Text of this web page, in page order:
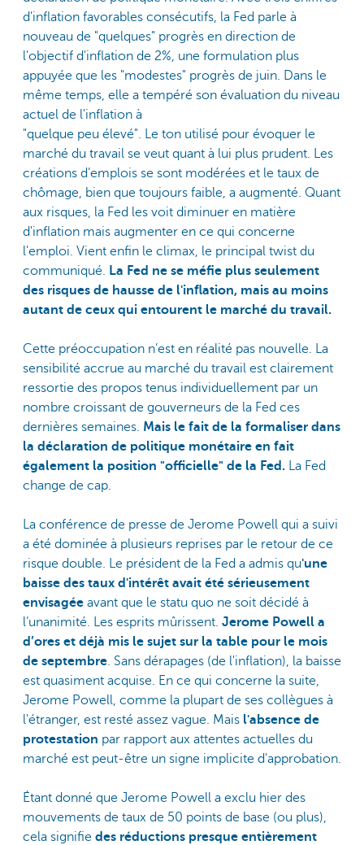
d'inflation favorables consécutifs, la Fed parle à
nouveau de "quelques" progrès en direction de
l'objectif d'inflation de 2%, une formulation plus
appuyée que les "modestes" progrès de juin. Dans le
même temps, elle a tempéré son évaluation du niveau
actuel de l'inflation à
"quelque peu élevé". Le ton utilisé pour évoquer le
marché du travail se veut quant à lui plus prudent. Les
créations d’emplois se sont modérées et le taux de
chômage, bien que toujours faible, a augmenté. Quant
aux risques, la Fed les voit diminuer en matière
d'inflation mais augmenter en ce qui concerne
l'emploi. Vient enfin le climax, le principal twist du
communiqué. La Fed ne se méfie plus seulement
des risques de hausse de l'inflation, mais au moins
autant de ceux qui entourent le marché du travail.
Cette préoccupation n’est en réalité pas nouvelle. La
sensibilité accrue au marché du travail est clairement
ressortie des propos tenus individuellement par un
nombre croissant de gouverneurs de la Fed ces
dernières semaines. Mais le fait de la formaliser dans
la déclaration de politique monétaire en fait
également la position "officielle" de la Fed. La Fed
change de cap.
La conférence de presse de Jerome Powell qui a suivi
a été dominée à plusieurs reprises par le retour de ce
risque double. Le président de la Fed a admis qu'une
baisse des taux d'intérêt avait été sérieusement
envisagée avant que le statu quo ne soit décidé à
l’unanimité. Les esprits mûrissent. Jerome Powell a
d’ores et déjà mis le sujet sur la table pour le mois
de septembre. Sans dérapages (de l'inflation), la baisse
est quasiment acquise. En ce qui concerne la suite,
Jerome Powell, comme la plupart de ses collègues à
l'étranger, est resté assez vague. Mais l'absence de
protestation par rapport aux attentes actuelles du
marché est peut-être un signe implicite d'approbation.
Étant donné que Jerome Powell a exclu hier des
mouvements de taux de 50 points de base (ou plus),
cela signifie des réductions presque entièrement